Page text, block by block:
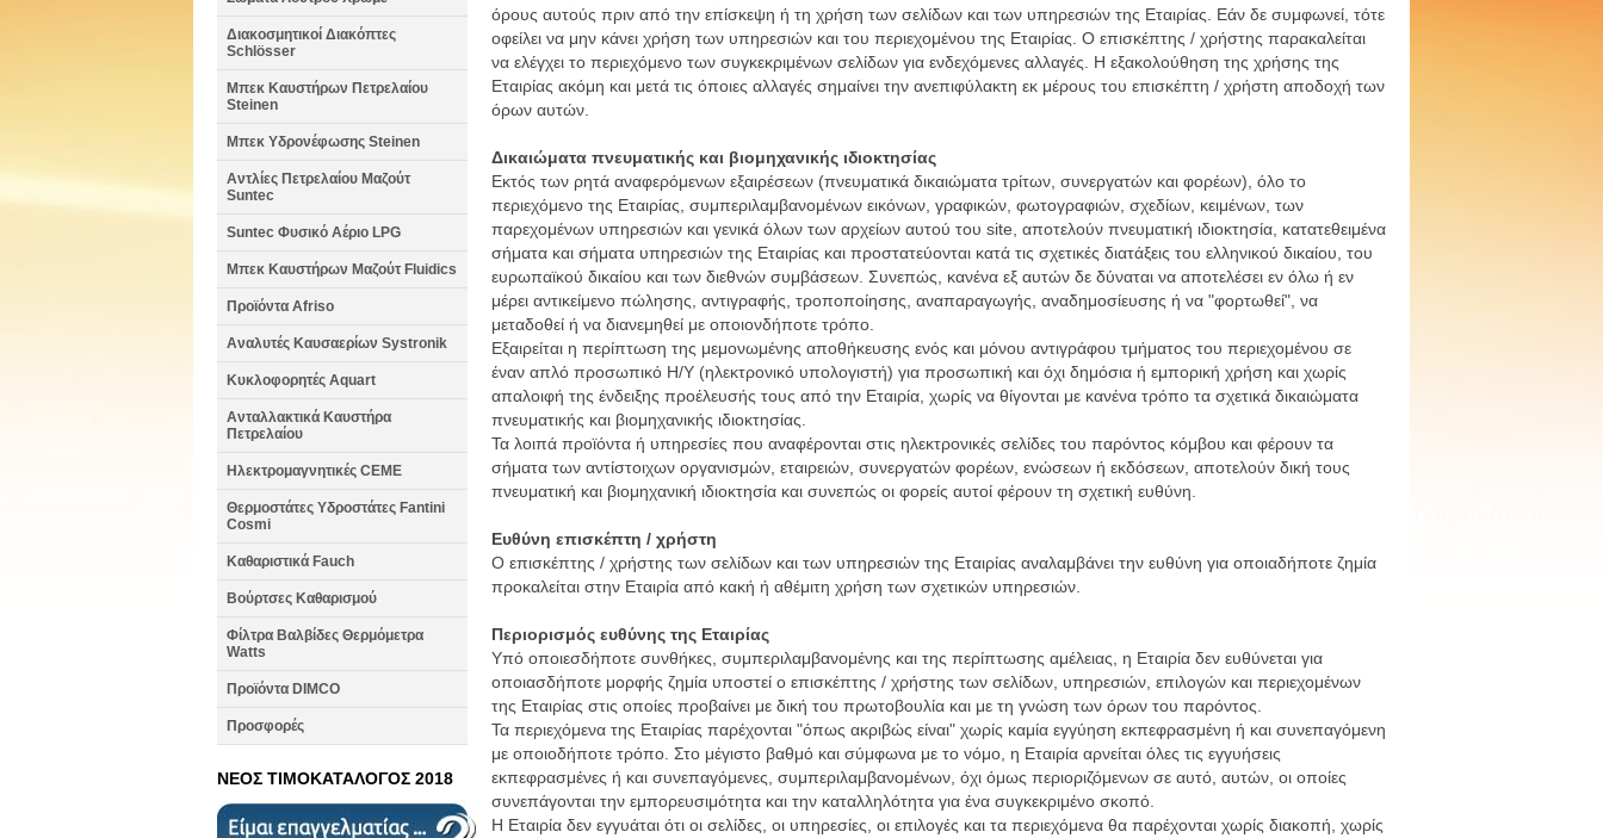
Διακοσμητικοί Διακόπτες
Schlösser
Μπεκ Καυστήρων Πετρελαίου
Steinen
Μπεκ Υδρονέφωσης Steinen
Αντλίες Πετρελαίου Μαζούτ
Suntec
Suntec Φυσικό Αέριο LPG
Μπεκ Καυστήρων Μαζούτ Fluidics
Προϊόντα Afriso
Αναλυτές Καυσαερίων Systronik
Κυκλοφορητές Aquart
Ανταλλακτικά Καυστήρα
Πετρελαίου
Ηλεκτρομαγνητικές CEME
Θερμοστάτες Υδροστάτες Fantini
Cosmi
Καθαριστικά Fauch
Βούρτσες Καθαρισμού
Φίλτρα Βαλβίδες Θερμόμετρα
Watts
Προϊόντα DIMCO
Προσφορές
ΝΕΟΣ ΤΙΜΟΚΑΤΑΛΟΓΟΣ 2018
όρους αυτούς πριν από την επίσκεψη ή τη χρήση των σελίδων και των υπηρεσιών της Εταιρίας. Εάν δε συμφωνεί, τότε
οφείλει να μην κάνει χρήση των υπηρεσιών και του περιεχομένου της Εταιρίας. Ο επισκέπτης / χρήστης παρακαλείται
να ελέγχει το περιεχόμενο των συγκεκριμένων σελίδων για ενδεχόμενες αλλαγές. Η εξακολούθηση της χρήσης της
Εταιρίας ακόμη και μετά τις όποιες αλλαγές σημαίνει την ανεπιφύλακτη εκ μέρους του επισκέπτη / χρήστη αποδοχή των
όρων αυτών.
Δικαιώματα πνευματικής και βιομηχανικής ιδιοκτησίας
Εκτός των ρητά αναφερόμενων εξαιρέσεων (πνευματικά δικαιώματα τρίτων, συνεργατών και φορέων), όλο το
περιεχόμενο της Εταιρίας, συμπεριλαμβανομένων εικόνων, γραφικών, φωτογραφιών, σχεδίων, κειμένων, των
παρεχομένων υπηρεσιών και γενικά όλων των αρχείων αυτού του site, αποτελούν πνευματική ιδιοκτησία, κατατεθειμένα
σήματα και σήματα υπηρεσιών της Εταιρίας και προστατεύονται κατά τις σχετικές διατάξεις του ελληνικού δικαίου, του
ευρωπαϊκού δικαίου και των διεθνών συμβάσεων. Συνεπώς, κανένα εξ αυτών δε δύναται να αποτελέσει εν όλω ή εν
μέρει αντικείμενο πώλησης, αντιγραφής, τροποποίησης, αναπαραγωγής, αναδημοσίευσης ή να "φορτωθεί", να
μεταδοθεί ή να διανεμηθεί με οποιονδήποτε τρόπο.
Εξαιρείται η περίπτωση της μεμονωμένης αποθήκευσης ενός και μόνου αντιγράφου τμήματος του περιεχομένου σε
έναν απλό προσωπικό Η/Υ (ηλεκτρονικό υπολογιστή) για προσωπική και όχι δημόσια ή εμπορική χρήση και χωρίς
απαλοιφή της ένδειξης προέλευσής τους από την Εταιρία, χωρίς να θίγονται με κανένα τρόπο τα σχετικά δικαιώματα
πνευματικής και βιομηχανικής ιδιοκτησίας.
Τα λοιπά προϊόντα ή υπηρεσίες που αναφέρονται στις ηλεκτρονικές σελίδες του παρόντος κόμβου και φέρουν τα
σήματα των αντίστοιχων οργανισμών, εταιρειών, συνεργατών φορέων, ενώσεων ή εκδόσεων, αποτελούν δική τους
πνευματική και βιομηχανική ιδιοκτησία και συνεπώς οι φορείς αυτοί φέρουν τη σχετική ευθύνη.
Ευθύνη επισκέπτη / χρήστη
Ο επισκέπτης / χρήστης των σελίδων και των υπηρεσιών της Εταιρίας αναλαμβάνει την ευθύνη για οποιαδήποτε ζημία
προκαλείται στην Εταιρία από κακή ή αθέμιτη χρήση των σχετικών υπηρεσιών.
Περιορισμός ευθύνης της Εταιρίας
Υπό οποιεσδήποτε συνθήκες, συμπεριλαμβανομένης και της περίπτωσης αμέλειας, η Εταιρία δεν ευθύνεται για
οποιασδήποτε μορφής ζημία υποστεί ο επισκέπτης / χρήστης των σελίδων, υπηρεσιών, επιλογών και περιεχομένων
της Εταιρίας στις οποίες προβαίνει με δική του πρωτοβουλία και με τη γνώση των όρων του παρόντος.
Τα περιεχόμενα της Εταιρίας παρέχονται "όπως ακριβώς είναι" χωρίς καμία εγγύηση εκπεφρασμένη ή και συνεπαγόμενη
με οποιοδήποτε τρόπο. Στο μέγιστο βαθμό και σύμφωνα με το νόμο, η Εταιρία αρνείται όλες τις εγγυήσεις
εκπεφρασμένες ή και συνεπαγόμενες, συμπεριλαμβανομένων, όχι όμως περιοριζόμενων σε αυτό, αυτών, οι οποίες
συνεπάγονται την εμπορευσιμότητα και την καταλληλότητα για ένα συγκεκριμένο σκοπό.
Η Εταιρία δεν εγγυάται ότι οι σελίδες, οι υπηρεσίες, οι επιλογές και τα περιεχόμενα θα παρέχονται χωρίς διακοπή, χωρίς